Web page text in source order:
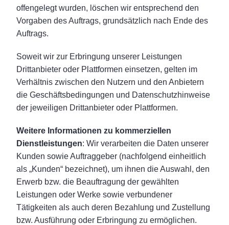
offengelegt wurden, löschen wir entsprechend den
Vorgaben des Auftrags, grundsätzlich nach Ende des
Auftrags.
Soweit wir zur Erbringung unserer Leistungen
Drittanbieter oder Plattformen einsetzen, gelten im
Verhältnis zwischen den Nutzern und den Anbietern
die Geschäftsbedingungen und Datenschutzhinweise
der jeweiligen Drittanbieter oder Plattformen.
Weitere Informationen zu kommerziellen
Dienstleistungen: Wir verarbeiten die Daten unserer
Kunden sowie Auftraggeber (nachfolgend einheitlich
als „Kunden“ bezeichnet), um ihnen die Auswahl, den
Erwerb bzw. die Beauftragung der gewählten
Leistungen oder Werke sowie verbundener
Tätigkeiten als auch deren Bezahlung und Zustellung
bzw. Ausführung oder Erbringung zu ermöglichen.